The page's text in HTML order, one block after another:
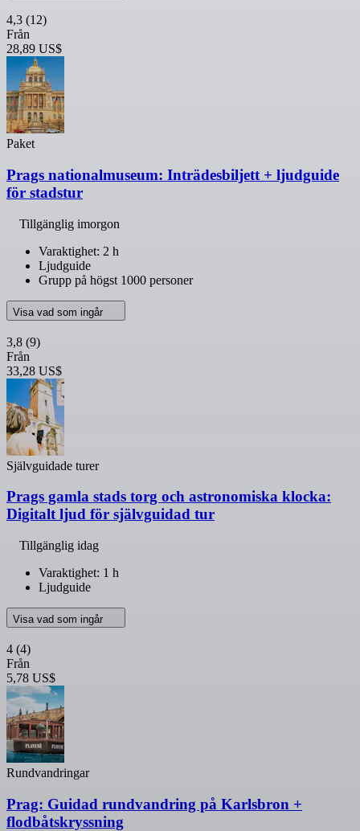
4,3 (12)
Från
28,89 US$
Paket
Prags nationalmuseum: Inträdesbiljett + ljudguide
för stadstur
Tillgänglig imorgon
Varaktighet: 2 h
Ljudguide
Grupp på högst 1000 personer
Visa vad som ingår
3,8 (9)
Från
33,28 US$
Självguidade turer
Prags gamla stads torg och astronomiska klocka:
Digitalt ljud för självguidad tur
Tillgänglig idag
Varaktighet: 1 h
Ljudguide
Visa vad som ingår
4 (4)
Från
5,78 US$
Rundvandringar
Prag: Guidad rundvandring på Karlsbron +
flodbåtskryssning